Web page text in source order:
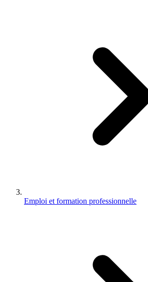
Emploi et formation professionnelle